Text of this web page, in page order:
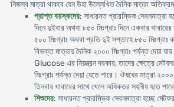
নিজস্ব মাত্রা থাকবে যেন উহা উল্লে­খিত দৈনিক মাত্রা
প্রাপ্ত বয়স্কদের: সাধারনত প্রারম্ভিক সেবনমাত্রা
দিনে দুইবার অথবা ৮৫০ মিঃগ্রাঃ দিনে একবার
৫০০ মিঃগ্রাঃ অথবা প্রতি দুই সপ্তাহে ৮৫০ মিঃগ্রাঃ
বিভক্ত মাত্রায় দৈনিক ২০০০ মিঃগ্রাঃ পর্যন্ত দেয়া
Glucose এর নিয়ন্ত্রন দরকার, তাদের ক্ষেত্রে
মিঃগ্রাঃ পর্যন্ত দেয়া যেতে পারে। ঔষধের মাত্রা
তিনবার খাবারের সাথে খেলে অধিকতর সহনীয় হতে
শিশুদের: সাধারনত প্রারম্ভিক সেবনমাত্রা হচ্ছে